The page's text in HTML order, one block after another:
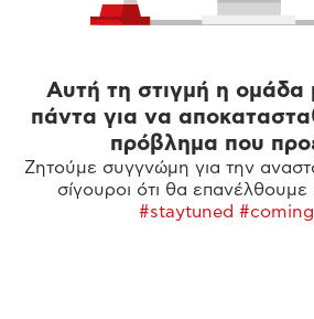
Αυτή τη στιγμή η ομάδα
πάντα για να
πρόβλημα που
Ζητούμε συγγνώμη για την
σίγουροι ότι θα
#staytuned